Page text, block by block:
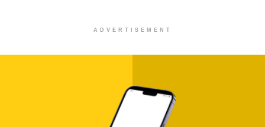
ADVERTISEMENT